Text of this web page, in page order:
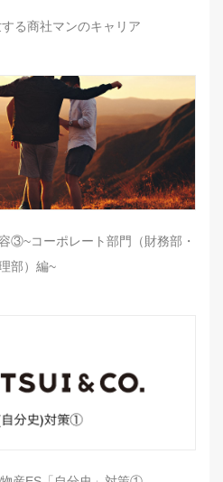
する商社マンのキャリア
③~コーポレート部門（財務部・
部）編~